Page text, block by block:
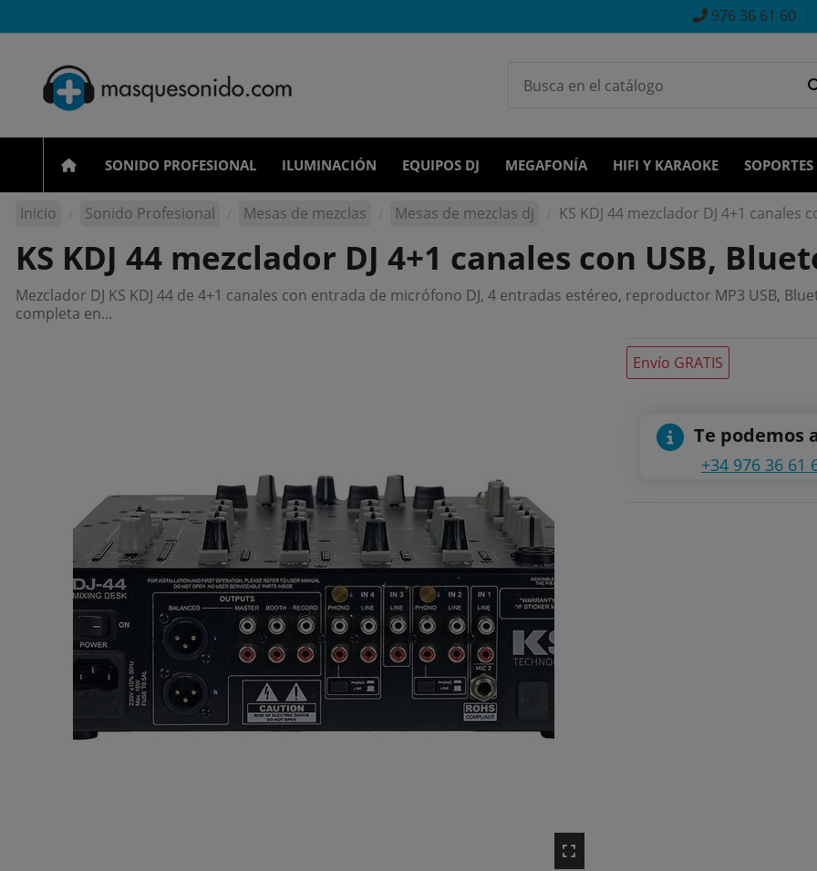
976 36 61 60
SONIDO PROFESIONAL ILUMINACIÓN EQUIPOS DJ MEGAFONÍA HIFI Y KARAOKE SOPORTES
Inicio Sonido Profesional Mesas de mezclas Mesas de mezclas dj KS KDJ 44 mezclador DJ 4+1 canales
KS KDJ 44 mezclador DJ 4+1 canales con USB,
Mezclador DJ KS KDJ 44 de 4+1 canales con entrada de micrófono DJ, 4 entradas estéreo, reproductor MP3 USB,
completa en...
Envío GRATIS
Te podemos
+34 976 36 61